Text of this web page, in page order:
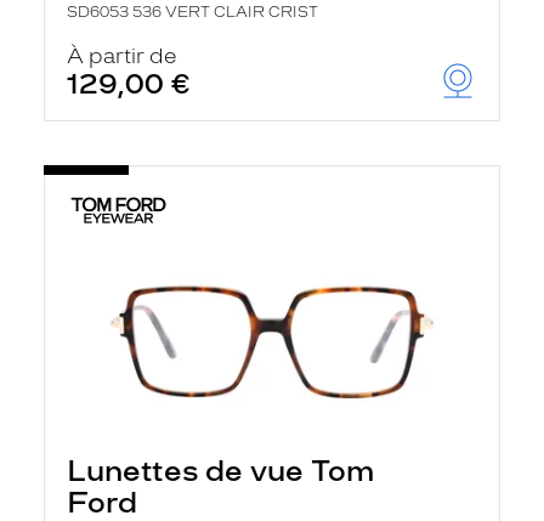
SD6053 536 VERT CLAIR CRIST
À partir de
129,00 €
Lunettes de vue Tom
Ford